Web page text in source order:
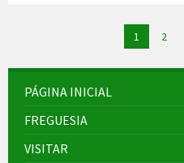
conteúdos
1 2
PÁGINA INICIAL
FREGUESIA
VISITAR